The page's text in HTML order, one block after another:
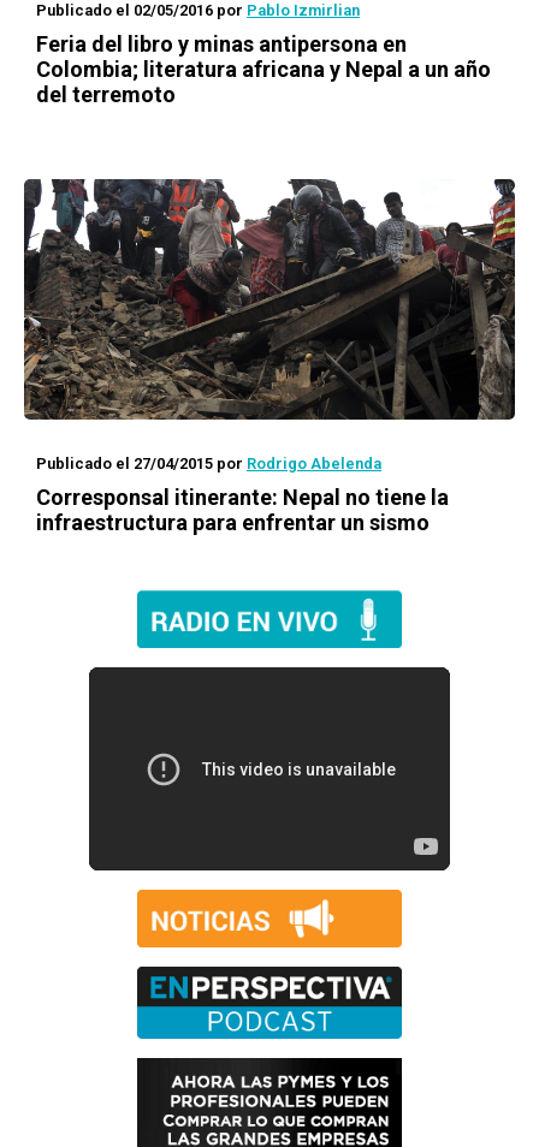
Publicado el 02/05/2016 por Pablo Izmirlian
Feria del libro y minas antipersona en
Colombia; literatura africana y Nepal a un año
del terremoto
Publicado el 27/04/2015 por Rodrigo Abelenda
Corresponsal itinerante: Nepal no tiene la
infraestructura para enfrentar un sismo